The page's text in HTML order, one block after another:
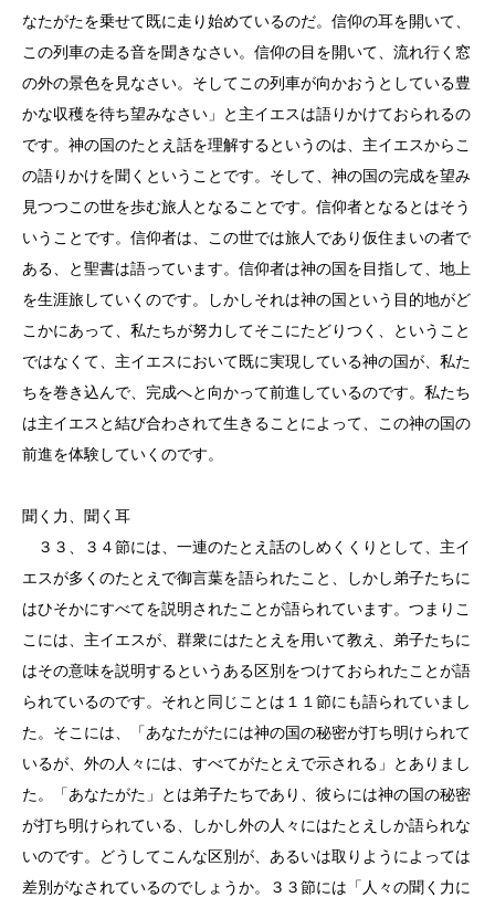
なたがたを乗せて既に走り始めているのだ。信仰の耳を開いて、
この列車の走る音を聞きなさい。信仰の目を開いて、流れ行く窓
の外の景色を見なさい。そしてこの列車が向かおうとしている豊
かな収穫を待ち望みなさい」と主イエスは語りかけておられるの
です。神の国のたとえ話を理解するというのは、主イエスからこ
の語りかけを聞くということです。そして、神の国の完成を望み
見つつこの世を歩む旅人となることです。信仰者となるとはそう
いうことです。信仰者は、この世では旅人であり仮住まいの者で
ある、と聖書は語っています。信仰者は神の国を目指して、地上
を生涯旅していくのです。しかしそれは神の国という目的地がど
こかにあって、私たちが努力してそこにたどりつく、ということ
ではなくて、主イエスにおいて既に実現している神の国が、私た
ちを巻き込んで、完成へと向かって前進しているのです。私たち
は主イエスと結び合わされて生きることによって、この神の国の
前進を体験していくのです。
聞く力、聞く耳
３３、３４節には、一連のたとえ話のしめくくりとして、主イ
エスが多くのたとえで御言葉を語られたこと、しかし弟子たちに
はひそかにすべてを説明されたことが語られています。つまりこ
こには、主イエスが、群衆にはたとえを用いて教え、弟子たちに
はその意味を説明するというある区別をつけておられたことが語
られているのです。それと同じことは１１節にも語られていまし
た。そこには、「あなたがたには神の国の秘密が打ち明けられて
いるが、外の人々には、すべてがたとえで示される」とありまし
た。「あなたがた」とは弟子たちであり、彼らには神の国の秘密
が打ち明けられている、しかし外の人々にはたとえしか語られな
いのです。どうしてこんな区別が、あるいは取りようによっては
差別がなされているのでしょうか。３３節には「人々の聞く力に